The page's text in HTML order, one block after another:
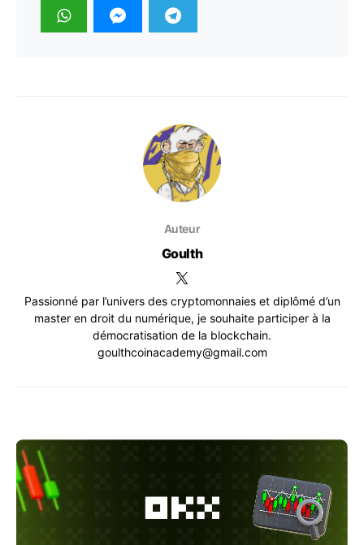
Auteur
Goulth
Passionné par l’univers des cryptomonnaies et diplômé d’un
master en droit du numérique, je souhaite participer à la
démocratisation de la blockchain.
goulthcoinacademy@gmail.com